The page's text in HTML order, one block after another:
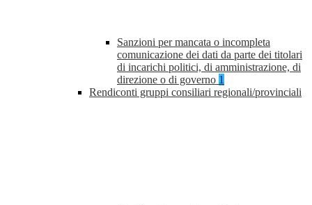
Sanzioni per mancata o incompleta
comunicazione dei dati da parte dei titolari
di incarichi politici, di amministrazione, di
direzione o di governo 1
Rendiconti gruppi consiliari regionali/provinciali